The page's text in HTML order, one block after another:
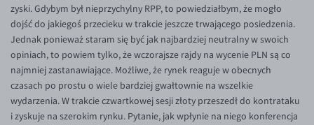
EUR/TRY
EUR/ZAR
GBP/USD
USD/CHF
GBP/CHF
zyski. Gdybym był nieprzychylny RPP, to powiedziałbym, że mogło
dojść do jakiegoś przecieku w trakcie jeszcze trwającego posiedzenia.
Jednak ponieważ staram się być jak najbardziej neutralny w swoich
opiniach, to powiem tylko, że wczorajsze rajdy na wycenie PLN są co
najmniej zastanawiające. Możliwe, że rynek reaguje w obecnych
czasach po prostu o wiele bardziej gwałtownie na wszelkie
wydarzenia. W trakcie czwartkowej sesji złoty przeszedł do kontrataku
i zyskuje na szerokim rynku. Pytanie, jak wpłynie na niego konferencja